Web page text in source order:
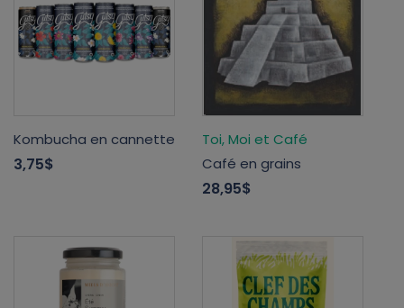
Kombucha en cannette
3,75$
Toi, Moi et Café
Café en grains
28,95$